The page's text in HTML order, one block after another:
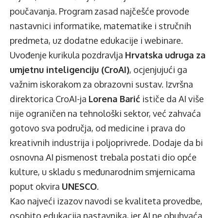
poučavanja. Program zasad najčešće provode
nastavnici informatike, matematike i stručnih
predmeta, uz dodatne edukacije i webinare.
Uvođenje kurikula pozdravlja Hrvatska udruga za
umjetnu inteligenciju (CroAI), ocjenjujući ga
važnim iskorakom za obrazovni sustav. Izvršna
direktorica CroAI-ja Lorena Barić ističe da AI više
nije ograničen na tehnološki sektor, već zahvaća
gotovo sva područja, od medicine i prava do
kreativnih industrija i poljoprivrede. Dodaje da bi
osnovna AI pismenost trebala postati dio opće
kulture, u skladu s međunarodnim smjernicama
poput okvira UNESCO.
Kao najveći izazov navodi se kvaliteta provedbe,
osobito edukacija nastavnika, jer AI ne obuhvaća